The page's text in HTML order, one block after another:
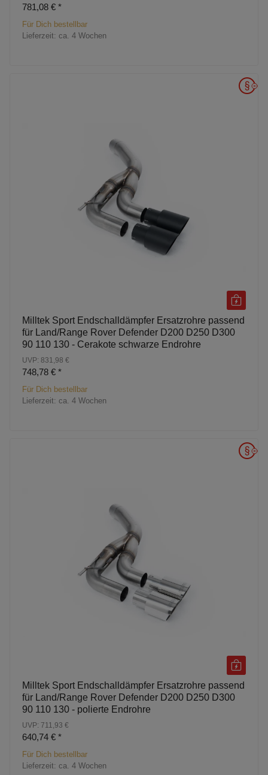
781,08 € *
Für Dich bestellbar
Lieferzeit: ca. 4 Wochen
Milltek Sport Endschalldämpfer Ersatzrohre passend
für Land/Range Rover Defender D200 D250 D300
90 110 130 - Cerakote schwarze Endrohre
UVP: 831,98 €
748,78 € *
Für Dich bestellbar
Lieferzeit: ca. 4 Wochen
Milltek Sport Endschalldämpfer Ersatzrohre passend
für Land/Range Rover Defender D200 D250 D300
90 110 130 - polierte Endrohre
UVP: 711,93 €
640,74 € *
Für Dich bestellbar
Lieferzeit: ca. 4 Wochen